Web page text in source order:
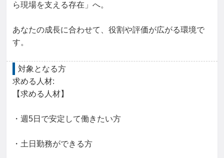
ら現場を支える存在」へ。
あなたの成長に合わせて、役割や評価が広がる環境で
す。
対象となる方
求める人材:
【求める人材】
・週5日で安定して働きたい方
・土日勤務ができる方